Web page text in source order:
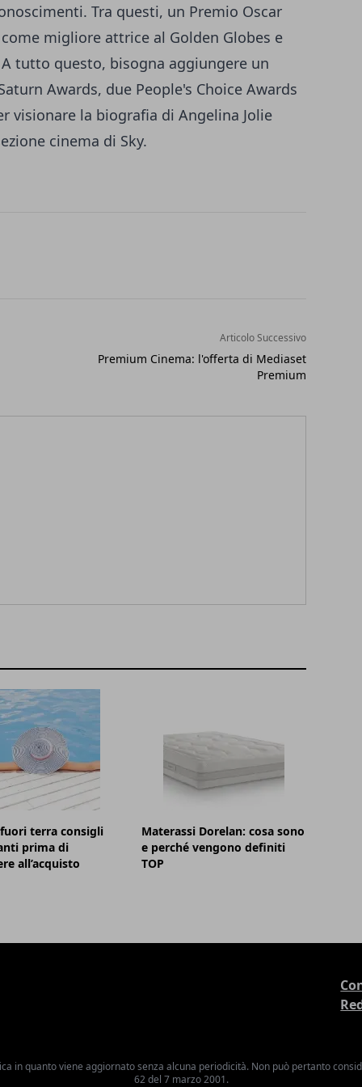
Tra questi, un Premio Oscar
migliore attrice al Golden Globes e
tutto questo, bisogna aggiungere un
Awards, due People's Choice Awards
visionare la biografia di Angelina Jolie
cinema di Sky.
Articolo Successivo
Premium Cinema: l'offerta di Mediaset
Premium
terra consigli
prima di
all’acquisto
Materassi Dorelan: cosa sono
e perché vengono definiti
TOP
in quanto viene aggiornato senza alcuna periodicità. Non può pertanto
62 del 7 marzo 2001.